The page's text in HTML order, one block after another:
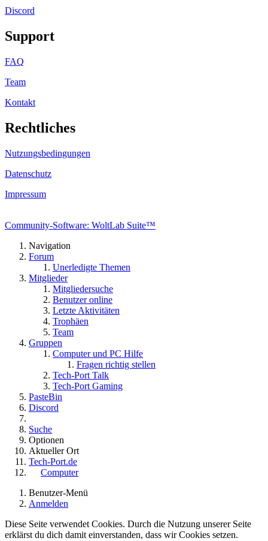
Discord
Support
FAQ
Team
Kontakt
Rechtliches
Nutzungsbedingungen
Datenschutz
Impressum
Community-Software: WoltLab Suite™
Navigation
Forum
Unerledigte Themen
Mitglieder
Mitgliedersuche
Benutzer online
Letzte Aktivitäten
Trophäen
Team
Gruppen
Computer und PC Hilfe
Fragen richtig stellen
Tech-Port Talk
Tech-Port Gaming
PasteBin
Discord
Suche
Optionen
Aktueller Ort
Tech-Port.de
Computer
Benutzer-Menü
Anmelden
Diese Seite verwendet Cookies. Durch die Nutzung unserer Seite
erklärst du dich damit einverstanden, dass wir Cookies setzen.